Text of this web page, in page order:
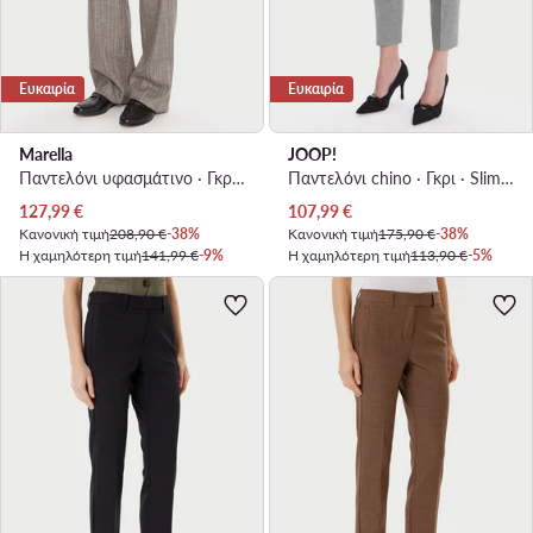
Ευκαιρία
Marella
Παντελόνι υφασμάτινο · Γκρι · Regular Fit
Τρέχουσα τιμή
127,99€
Κανονική τιμή208,90 €-38%
Η χαμηλότερη τιμή141,99 €-9%
Ευκαιρία
JOOP!
Παντελόνι chino · Γκρι · Slim Fit
Τρέχουσα τιμή
107,99€
Κανονική τιμή175,90 €-38%
Η χαμηλότερη τιμή113,90 €-5%